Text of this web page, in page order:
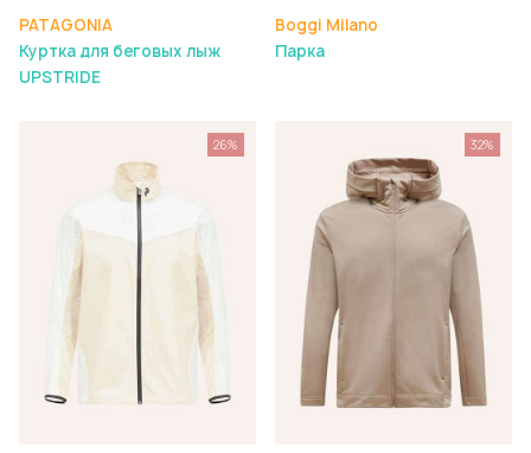
PATAGONIA
Куртка для беговых лыж
UPSTRIDE
Boggi Milano
Парка
26% 32%